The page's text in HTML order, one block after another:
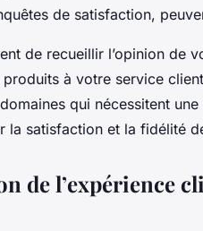
de satisfaction,
de recueillir l’opinion de
à votre service
qui nécessitent
la satisfaction et la fidélité
de l’expérience